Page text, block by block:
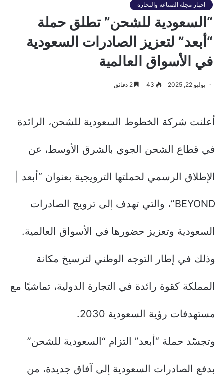
اخبار مجلة الصناعة والتجارة
“السعودية للشحن” تطلق حملة
“أبعد” لتعزيز الصادرات السعودية
في الأسواق العالمية
يوليو 22, 2025 43
أعلنت شركة الخطوط السعودية للشحن، الرائدة
في قطاع الشحن الجوي بالشرق الأوسط، عن
الإطلاق الرسمي لحملتها الترويجية بعنوان “أبعد |
BEYOND”، والتي تهدف إلى ترويج الصادرات
السعودية وتعزيز حضورها في الأسواق العالمية.
وذلك في إطار التوجه الوطني لترسيخ مكانة
المملكة كقوة رائدة في التجارة الدولية، تماشيًا مع
مستهدفات رؤية السعودية 2030.
وتجسّد حملة “أبعد” التزام “السعودية للشحن”
بدفع الصادرات السعودية إلى آفاق جديدة، من